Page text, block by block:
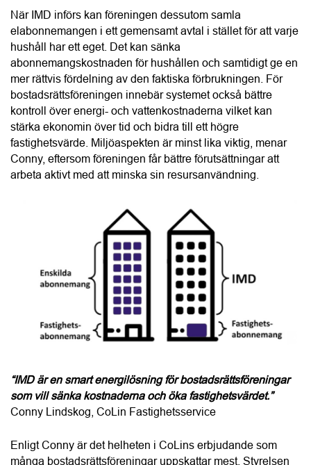
När IMD införs kan föreningen dessutom samla
elabonnemangen i ett gemensamt avtal i stället för att varje
hushåll har ett eget. Det kan sänka
abonnemangskostnaden för hushållen och samtidigt ge en
mer rättvis fördelning av den faktiska förbrukningen. För
bostadsrättsföreningen innebär systemet också bättre
kontroll över energi- och vattenkostnaderna vilket kan
stärka ekonomin över tid och bidra till ett högre
fastighetsvärde. Miljöaspekten är minst lika viktig, menar
Conny, eftersom föreningen får bättre förutsättningar att
arbeta aktivt med att minska sin resursanvändning.
“IMD är en smart energilösning för bostadsrättsföreningar
som vill sänka kostnaderna och öka fastighetsvärdet.”
Conny Lindskog, CoLin Fastighetsservice
Enligt Conny är det helheten i CoLins erbjudande som
många bostadsrättsföreningar uppskattar mest. Styrelsen